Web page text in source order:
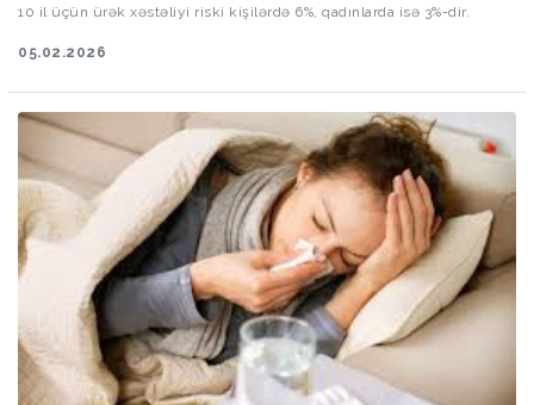
10 il üçün ürək xəstəliyi riski kişilərdə 6%, qadınlarda isə 3%-dir.
05.02.2026